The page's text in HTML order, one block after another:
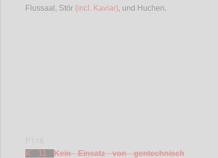
Flussaal, Stör (incl. Kaviar), und Huchen.
K 11Kein Einsatz von gentechnisch